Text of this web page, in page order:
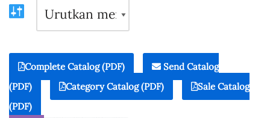
Complete Catalog (PDF)
Send Catalog
(PDF)
Category Catalog (PDF)
Sale Catalog
(PDF)